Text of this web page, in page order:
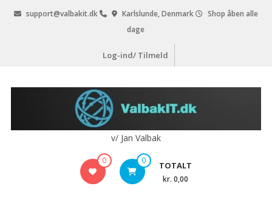
support@valbakit.dk Karlslunde, Denmark
Shop åben alle
dage
Log-ind/ Tilmeld
v/ Jan Valbak
0 0 TOTALT
kr. 0,00